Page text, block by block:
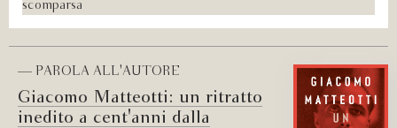
— PAROLA ALL'AUTORE
Giacomo Matteotti: un ritratto
inedito a cent'anni dalla